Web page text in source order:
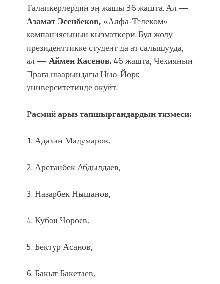
Талапкерлердин эӊ жашы 36 жашта. Ал —
Азамат Эсенбеков, «Алфа-Телеком»
компаниясынын кызматкери. Бул жолу
президенттикке студент да ат салышууда,
ал —Аймен Касенов.46 жашта, Чехиянын
Прага шаарындагы Нью-Йорк
университетинде окуйт.
Расмий арыз тапшыргандардын тизмеси:
1. Адахан Мадумаров,
2. Арстанбек Абдылдаев,
3. Назарбек Нышанов,
4. Кубан Чороев,
5. Бектур Асанов,
6. Бакыт Бакетаев,